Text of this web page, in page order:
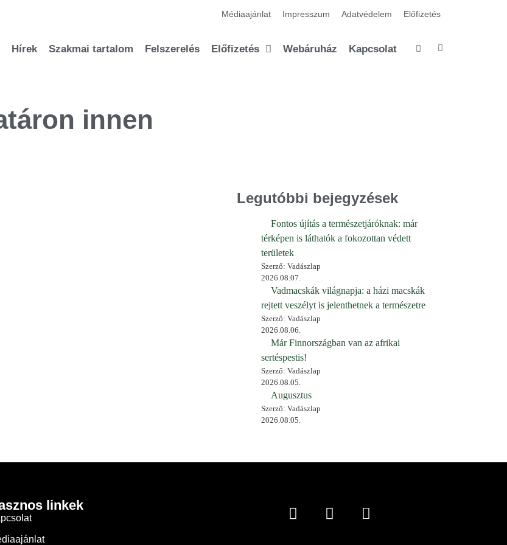
Médiaajánlat Impresszum Adatvédelem Előfizetés
Hírek Szakmai tartalom Felszerelés Előfizetés Webáruház Kapcsolat
innen
Legutóbbi bejegyzések
Fontos újítás a természetjáróknak: már
térképen is láthatók a fokozottan védett
területek
Szerző: Vadászlap
2026.08.07.
Vadmacskák világnapja: a házi macskák
rejtett veszélyt is jelenthetnek a természetre
Szerző: Vadászlap
2026.08.06.
Már Finnországban van az afrikai
sertéspestis!
Szerző: Vadászlap
2026.08.05.
Augusztus
Szerző: Vadászlap
2026.08.05.
linkek